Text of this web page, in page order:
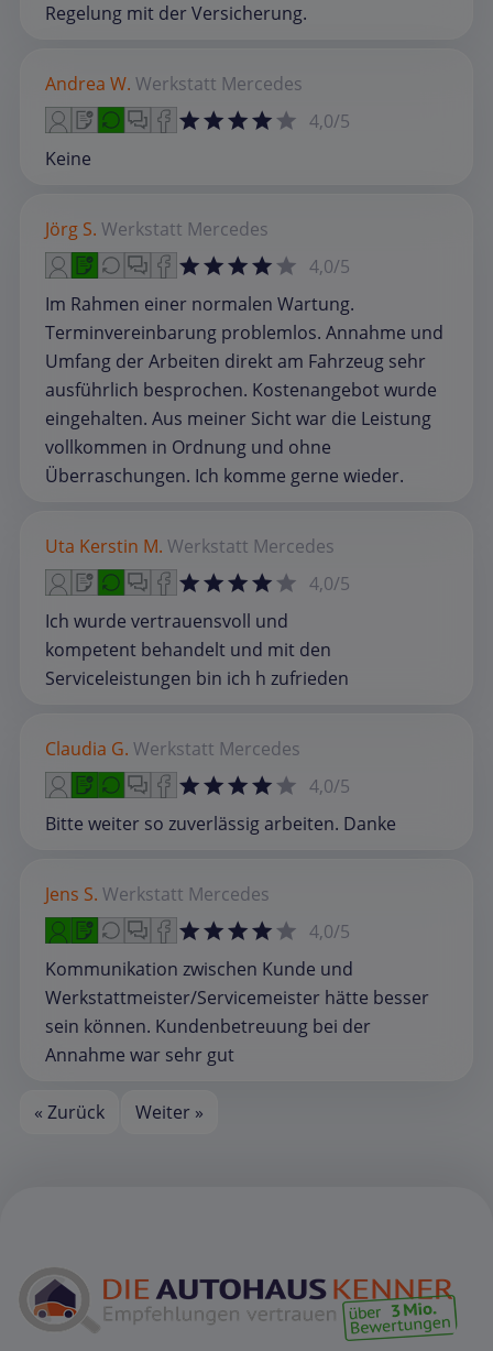
Regelung mit der Versicherung.
Andrea W. Werkstatt Mercedes
4,0/5
Keine
Jörg S. Werkstatt Mercedes
4,0/5
Im Rahmen einer normalen Wartung.
Terminvereinbarung problemlos. Annahme und
Umfang der Arbeiten direkt am Fahrzeug sehr
ausführlich besprochen. Kostenangebot wurde
eingehalten. Aus meiner Sicht war die Leistung
vollkommen in Ordnung und ohne
Überraschungen. Ich komme gerne wieder.
Uta Kerstin M. Werkstatt Mercedes
4,0/5
Ich wurde vertrauensvoll und
kompetent behandelt und mit den
Serviceleistungen bin ich h zufrieden
Claudia G. Werkstatt Mercedes
4,0/5
Bitte weiter so zuverlässig arbeiten. Danke
Jens S. Werkstatt Mercedes
4,0/5
Kommunikation zwischen Kunde und
Werkstattmeister/Servicemeister hätte besser
sein können. Kundenbetreuung bei der
Annahme war sehr gut
« Zurück Weiter »